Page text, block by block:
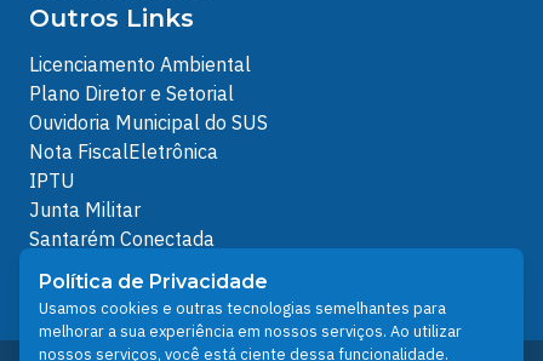
Outros Links
Licenciamento Ambiental
Plano Diretor e Setorial
Ouvidoria Municipal do SUS
Nota FiscalEletrônica
IPTU
Junta Militar
Santarém Conectada
Política de Privacidade
People illustrations by Storyset
Política de Privacidade
Usamos cookies e outras tecnologias semelhantes para
melhorar a sua experiência em nossos serviços. Ao utilizar
nossos serviços, você está ciente dessa funcionalidade.